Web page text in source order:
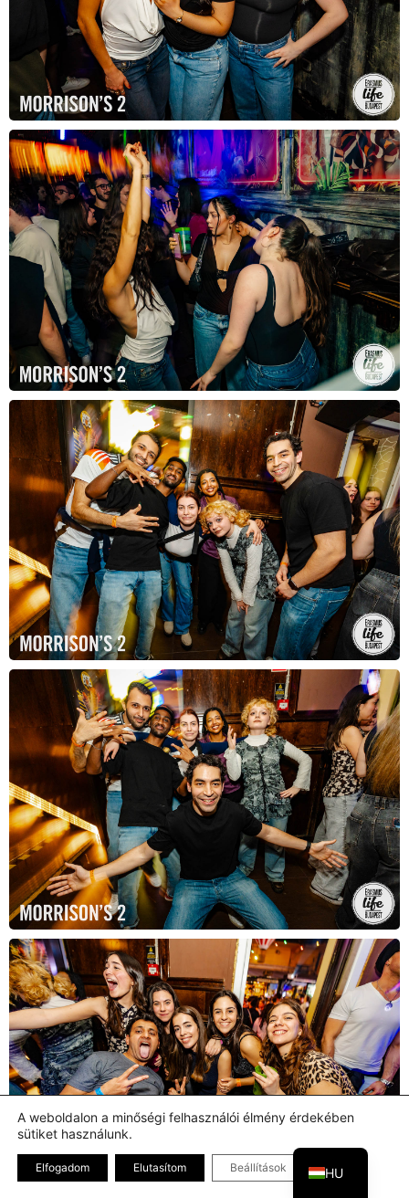
A weboldalon a minőségi felhasználói élmény érdekében
sütiket használunk.
Elfogadom Elutasítom Beállítások Bezárás
HU